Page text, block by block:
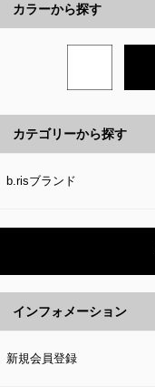
カラーから探す
カテゴリーから探す
b.risブランド
インフォメーション
新規会員登録